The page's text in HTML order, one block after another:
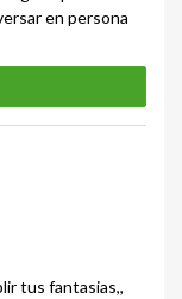
en persona
tus fantasias,,